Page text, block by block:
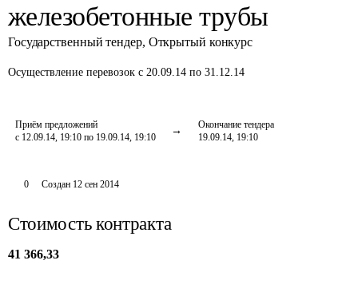
железобетонные трубы
Государственный тендер, Открытый конкурс
Осуществление перевозок с 20.09.14 по 31.12.14
Приём предложений
с 12.09.14, 19:10 по 19.09.14, 19:10
Окончание тендера
19.09.14, 19:10
0 Создан 12 сен 2014
Стоимость контракта
41 366,33